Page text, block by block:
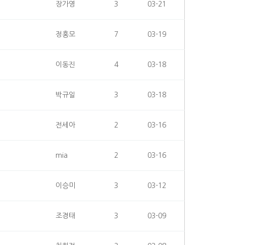
장가영 3 03-21
정홍모 7 03-19
이동진 4 03-18
박규일 3 03-18
전세아 2 03-16
mia 2 03-16
이승미 3 03-12
조경태 3 03-09